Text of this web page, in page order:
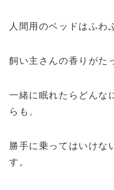
人間用のベッドはふわ
飼い主さんの香りがた
一緒に眠れたらどんな
らも、
勝手に乗ってはいけな
す。